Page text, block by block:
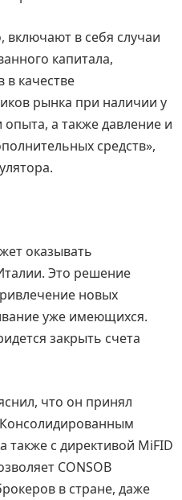
в себя случаи
капитала,
в качестве
рынка при наличии у
а также давление и
средств»,
оказывать
Это решение
новых
уже имеющихся.
закрыть счета
что он принял
также с директивой MiFID
CONSOB
в стране, даже